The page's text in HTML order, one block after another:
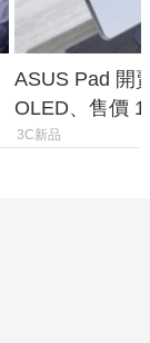
ASUS Pad 開
OLED、售價
費最低 0 元入
3C新品